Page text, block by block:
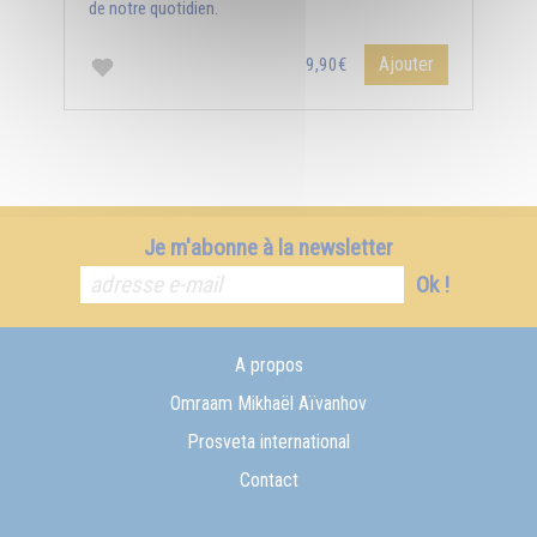
de notre quotidien.
9,90€ Ajouter
Je m'abonne à la newsletter
Ok !
A propos
Omraam Mikhaël Aïvanhov
Prosveta international
Contact